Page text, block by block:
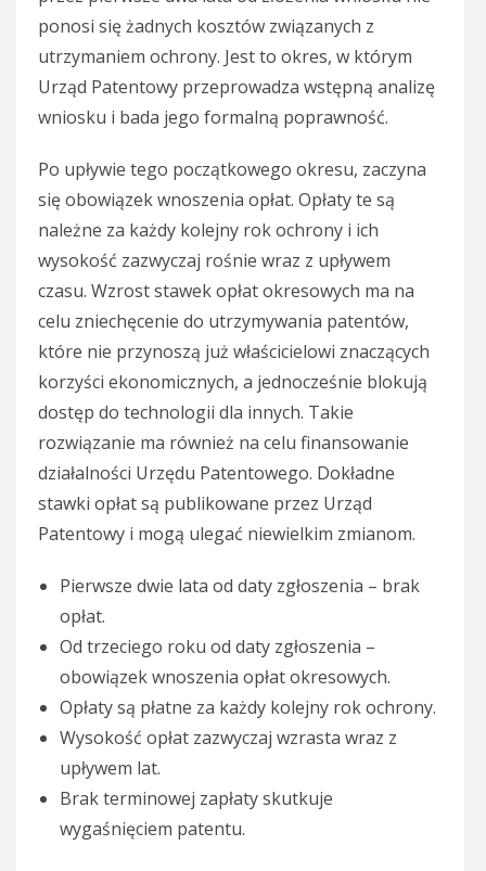
ponosi się żadnych kosztów związanych z
utrzymaniem ochrony. Jest to okres, w którym
Urząd Patentowy przeprowadza wstępną analizę
wniosku i bada jego formalną poprawność.
Po upływie tego początkowego okresu, zaczyna
się obowiązek wnoszenia opłat. Opłaty te są
należne za każdy kolejny rok ochrony i ich
wysokość zazwyczaj rośnie wraz z upływem
czasu. Wzrost stawek opłat okresowych ma na
celu zniechęcenie do utrzymywania patentów,
które nie przynoszą już właścicielowi znaczących
korzyści ekonomicznych, a jednocześnie blokują
dostęp do technologii dla innych. Takie
rozwiązanie ma również na celu finansowanie
działalności Urzędu Patentowego. Dokładne
stawki opłat są publikowane przez Urząd
Patentowy i mogą ulegać niewielkim zmianom.
Pierwsze dwie lata od daty zgłoszenia – brak
opłat.
Od trzeciego roku od daty zgłoszenia –
obowiązek wnoszenia opłat okresowych.
Opłaty są płatne za każdy kolejny rok ochrony.
Wysokość opłat zazwyczaj wzrasta wraz z
upływem lat.
Brak terminowej zapłaty skutkuje
wygaśnięciem patentu.